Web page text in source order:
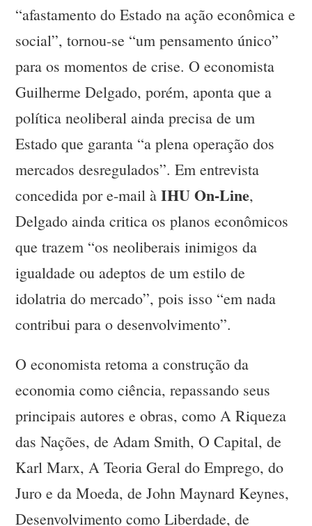
“afastamento do Estado na ação econômica e
social”, tornou-se “um pensamento único”
para os momentos de crise. O economista
Guilherme Delgado, porém, aponta que a
política neoliberal ainda precisa de um
Estado que garanta “a plena operação dos
mercados desregulados”. Em entrevista
concedida por e-mail àIHU On-Line,
Delgado ainda critica os planos econômicos
que trazem “os neoliberais inimigos da
igualdade ou adeptos de um estilo de
idolatria do mercado”, pois isso “em nada
contribui para o desenvolvimento”.
O economista retoma a construção da
economia como ciência, repassando seus
principais autores e obras, como A Riqueza
das Nações, de Adam Smith, O Capital, de
Karl Marx, A Teoria Geral do Emprego, do
Juro e da Moeda, de John Maynard Keynes,
Desenvolvimento como Liberdade, de